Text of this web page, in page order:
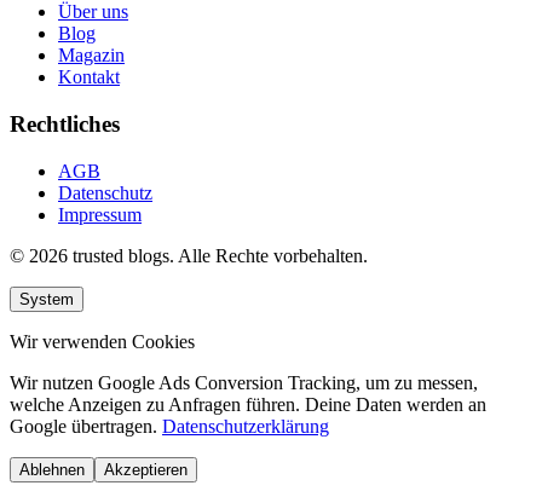
Über uns
Blog
Magazin
Kontakt
Rechtliches
AGB
Datenschutz
Impressum
© 2026 trusted blogs. Alle Rechte vorbehalten.
System
Wir verwenden Cookies
Wir nutzen Google Ads Conversion Tracking, um zu messen,
welche Anzeigen zu Anfragen führen. Deine Daten werden an
Google übertragen. Datenschutzerklärung
Ablehnen Akzeptieren